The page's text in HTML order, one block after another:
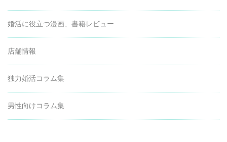
婚活に役立つ漫画、書籍レビュー
店舗情報
独力婚活コラム集
男性向けコラム集